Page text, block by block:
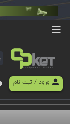
ورود/ ثبت نام